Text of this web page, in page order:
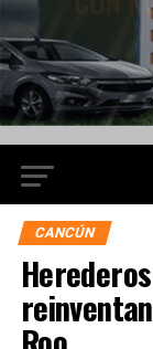
CANCÚN